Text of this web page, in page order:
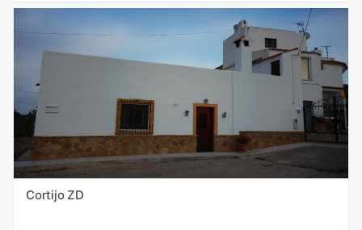
Cortijo ZD